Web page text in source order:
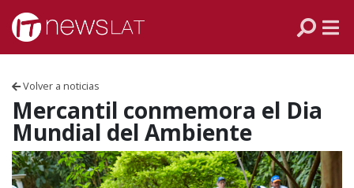
Skip to content
Volver a noticias
Mercantil conmemora el Dia
Mundial del Ambiente
ECUADOR
PERÚ